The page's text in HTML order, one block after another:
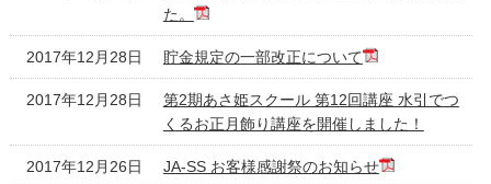
た。
2017年12月28日 貯金規定の一部改正について
2017年12月28日
第2期あさ姫スクール 第12回講座 水引でつ
くるお正月飾り講座を開催しました！
2017年12月26日 JA-SS お客様感謝祭のお知らせ